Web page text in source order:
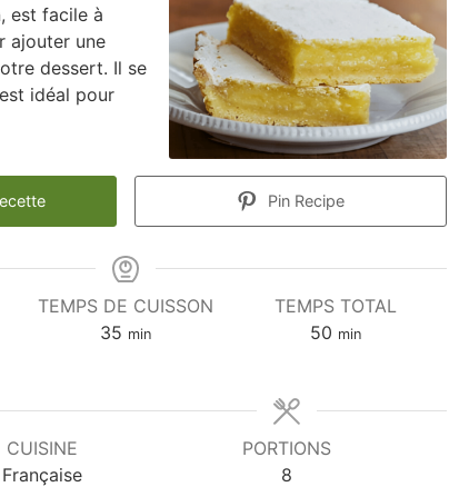
est facile à
ajouter une
dessert. Il se
idéal pour
Pin Recipe
TEMPS DE CUISSON
35minutes
min
TEMPS TOTAL
50 minutes
min
CUISINE
Française
PORTIONS
8